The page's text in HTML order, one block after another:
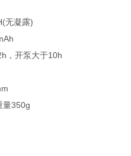
无凝露)
，开泵大于10h
量350g